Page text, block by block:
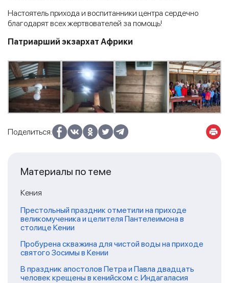
Настоятель прихода и воспитанники центра сердечно
благодарят всех жертвователей за помощь!
Патриарший экзархат Африки
Поделиться:
Материалы по теме
Кения
Престольный праздник отметили на приходе
великомученика и целителя Пантелеимона в
столице Кении
Пробурена скважина для чистой воды на приходе
святого Зосимы в Кении
В праздник апостолов Петра и Павла двадцать
человек крещены в кенийском с. Индагаласия